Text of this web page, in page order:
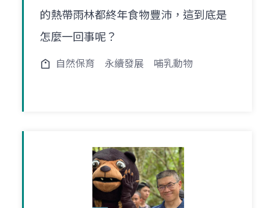
的熱帶雨林都終年食物豐沛，這到底是
怎麼一回事呢？
自然保育 永續發展 哺乳動物